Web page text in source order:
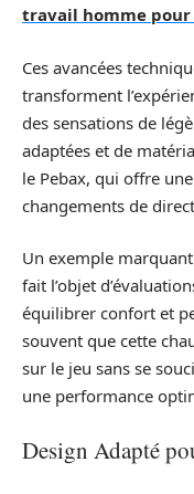
travail homme
Ces avancées
transforment
des sensations de
adaptées et de
le Pebax, qui offre une
changements de
Un exemple
fait l’objet
équilibrer confort et
souvent que cette
sur le jeu sans se
une performance
Design Adapté